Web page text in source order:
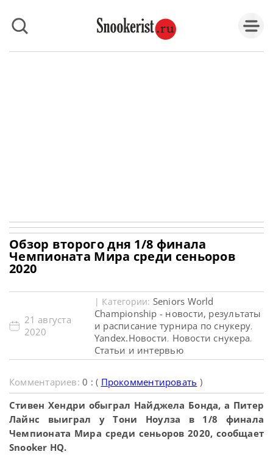
Обзор второго дня 1/8 финала
Чемпионата Мира среди сеньоров
2020
21 августа
2020
| Категории: Seniors World
Championship - новости, результаты
и расписание турнира по снукеру,
Yandex.Новости, Новости снукера,
Статьи и интервью
Комментариев:0 : ( Прокомментировать )
Стивен Хендри обыграл Найджела Бонда, а Питер
Лайнс выиграл у Тони Ноулза в 1/8 финала
Чемпионата Мира среди сеньоров 2020, сообщает
Snooker HQ.